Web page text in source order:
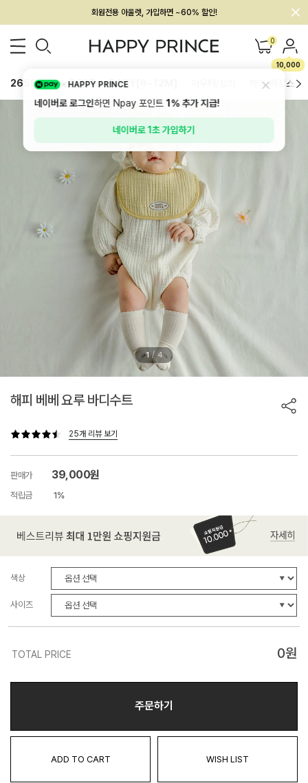
멤버십 최대 28,000원 혜택
0
10,000
26SS 신상 BEST BABY[6~12M] 하의/레깅스
1 / 4
해피 베베 요루 바디수트
25개 리뷰 보기
판매가 39,000원
적립금 1%
색상
사이즈
TOTAL PRICE 0원
주문하기
ADD TO CART WISH LIST
HAPPY PRINCE
네이버로 로그인하면 Npay 포인트1%추가 지급!
네이버로 1초 가입하기